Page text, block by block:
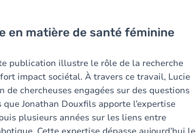
en matière de santé féminine
publication illustre le rôle de la recherche
impact sociétal. À travers ce travail, Lucie
de chercheuses engagées sur des questions
Jonathan Douxfils apporte l’expertise
plusieurs années sur les liens entre